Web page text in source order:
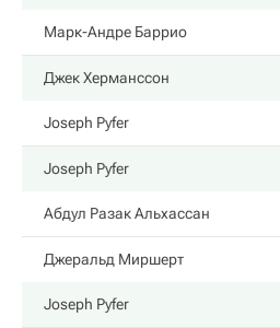
Марк-Андре Баррио
Джек Херманссон
Joseph Pyfer
Joseph Pyfer
Абдул Разак Альхассан
Джеральд Миршерт
Joseph Pyfer